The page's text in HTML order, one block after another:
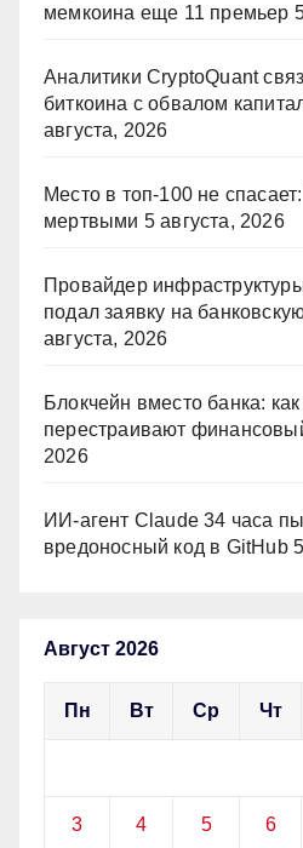
мемкоина еще 11 премьер
Аналитики CryptoQuant
биткоина с обвалом
августа, 2026
Место в топ-100 не
мертвыми 5 августа, 2026
Провайдер
подал заявку на
августа, 2026
Блокчейн вместо банка:
перестраивают
2026
ИИ-агент Claude 34 часа
вредоносный код в GitHub
Август 2026
Пн Вт Ср Чт
3 4 5 6